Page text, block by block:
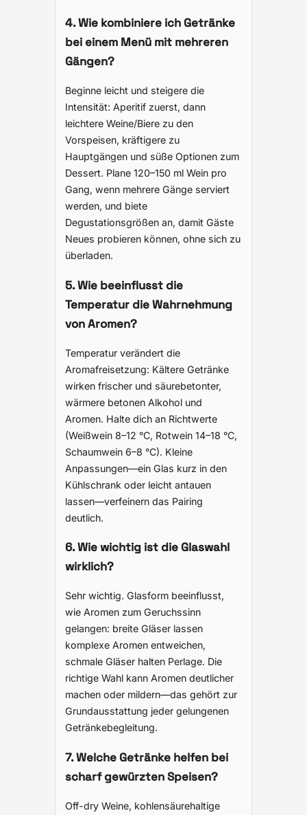
4. Wie kombiniere ich Getränke
bei einem Menü mit mehreren
Gängen?
Beginne leicht und steigere die
Intensität: Aperitif zuerst, dann
leichtere Weine/Biere zu den
Vorspeisen, kräftigere zu
Hauptgängen und süße Optionen zum
Dessert. Plane 120–150 ml Wein pro
Gang, wenn mehrere Gänge serviert
werden, und biete
Degustationsgrößen an, damit Gäste
Neues probieren können, ohne sich zu
überladen.
5. Wie beeinflusst die
Temperatur die Wahrnehmung
von Aromen?
Temperatur verändert die
Aromafreisetzung: Kältere Getränke
wirken frischer und säurebetonter,
wärmere betonen Alkohol und
Aromen. Halte dich an Richtwerte
(Weißwein 8–12 °C, Rotwein 14–18 °C,
Schaumwein 6–8 °C). Kleine
Anpassungen—ein Glas kurz in den
Kühlschrank oder leicht antauen
lassen—verfeinern das Pairing
deutlich.
6. Wie wichtig ist die Glaswahl
wirklich?
Sehr wichtig. Glasform beeinflusst,
wie Aromen zum Geruchssinn
gelangen: breite Gläser lassen
komplexe Aromen entweichen,
schmale Gläser halten Perlage. Die
richtige Wahl kann Aromen deutlicher
machen oder mildern—das gehört zur
Grundausstattung jeder gelungenen
Getränkebegleitung.
7. Welche Getränke helfen bei
scharf gewürzten Speisen?
Off-dry Weine, kohlensäurehaltige